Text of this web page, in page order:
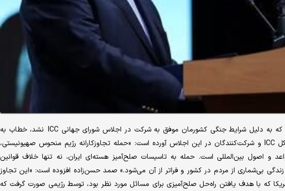
به گزارش اتاق ایران آنلاین، صمد حسن‌‌زاده که به دلیل شرایط جنگی کشورمان موفق به شرکت در اجلاس شورای جهانی ICC نشد، خطاب به
فیلیپ وارین رئیس ICC و جان دنتون دبیرکل ICC و شرکت‌کنندگان در این اجلاس آورده است: «حمله تجاوزکارانه رژیم منحوس صهیونیستی،
و اصول بین‌المللی است. حمله به تاسیسات صلح‌‌آمیز هسته‌‌ای ایران، نه تنها خلاف قوانین
بی‌‌شماری از مردم در کشور و فراتر از آن می‌‌شود.» صمد حسن‌‌زاده افزوده است: «این تجاوز
که با هدف یافتن راه‌‌حل صلح‌‌آمیزی برای مسائل مورد نظر بود، توسط رژیمی صورت گرفت که